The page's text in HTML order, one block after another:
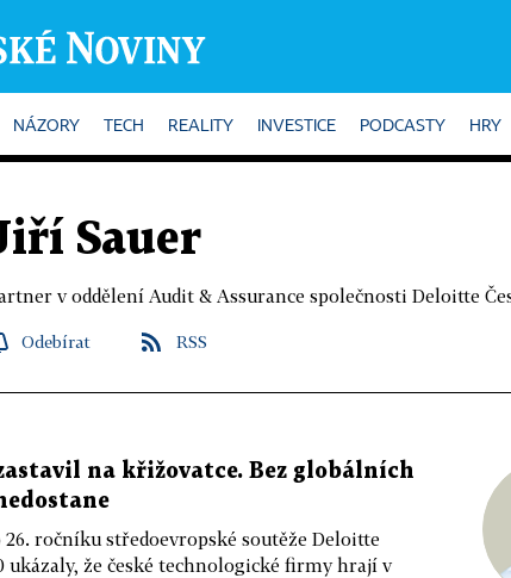
NÁZORY TECH REALITY INVESTICE PODCASTY HRY
Sauer
v oddělení Audit & Assurance společnosti Deloitte
Odebírat RSS
na křižovatce. Bez globálních
ročníku středoevropské soutěže Deloitte
ukázaly, že české technologické firmy hrají v